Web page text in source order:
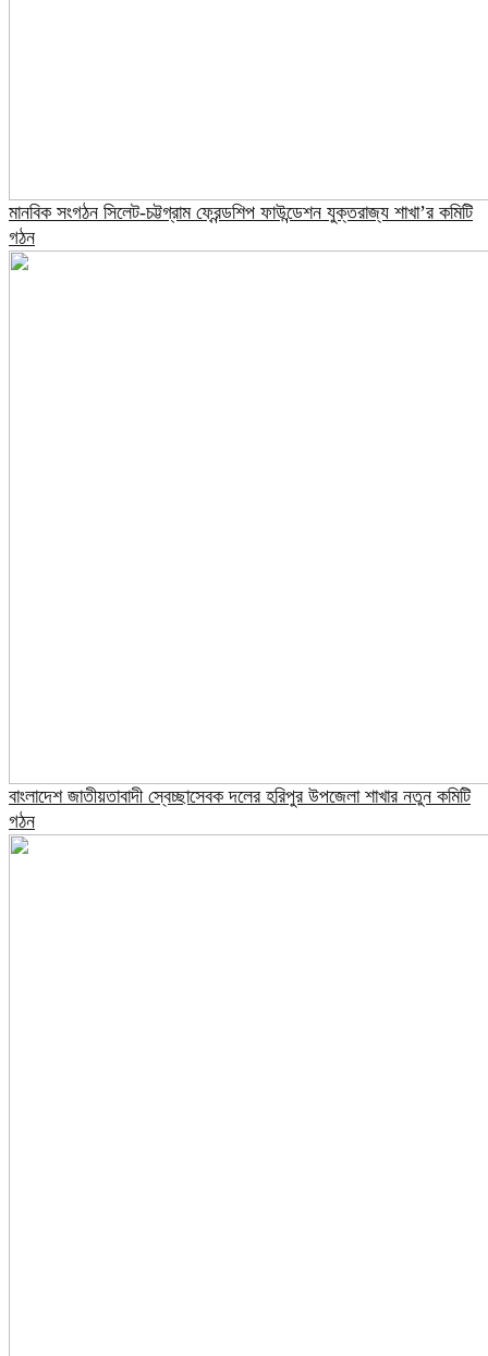
মানবিক সংগঠন সিলেট-চট্টগ্রাম ফ্রেন্ডশিপ ফাউন্ডেশন যুক্তরাজ্য শাখা’র কমিটি
গঠন
বাংলাদেশ জাতীয়তাবাদী স্বেচ্ছাসেবক দলের হরিপুর উপজেলা শাখার নতুন কমিটি
গঠন